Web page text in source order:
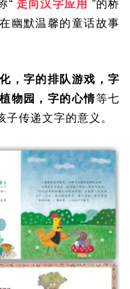
“ 走向汉字应用 ”的桥
幽默温馨的童话故事
，字的排队游戏，字
物园，字的心情等七
传递文字的意义。